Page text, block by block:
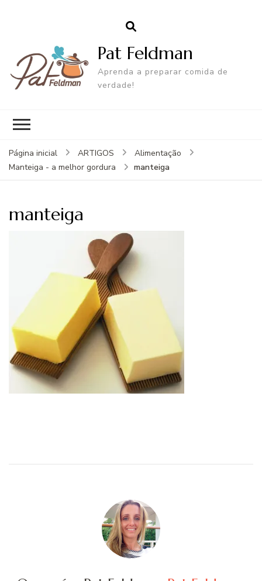
Pat Feldman
Aprenda a preparar comida de
verdade!
Página inicial ARTIGOS
Alimentação
Manteiga - a melhor gordura
manteiga
manteiga